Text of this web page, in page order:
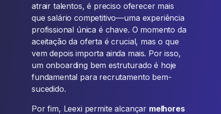
atrair talentos, é preciso oferecer mais
que salário competitivo—uma experiência
profissional única é chave. O momento da
aceitação da oferta é crucial, mas o que
vem depois importa ainda mais. Por isso,
um onboarding bem estruturado é hoje
fundamental para recrutamento bem-
sucedido.
Por fim, Leexi permite alcançar melhores